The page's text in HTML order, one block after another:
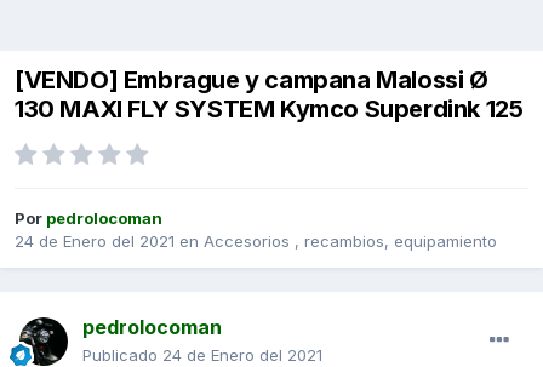
[VENDO] Embrague y campana Malossi Ø
130 MAXI FLY SYSTEM Kymco Superdink 125
Por pedrolocoman
24 de Enero del 2021 en Accesorios , recambios, equipamiento
pedrolocoman
Publicado 24 de Enero del 2021